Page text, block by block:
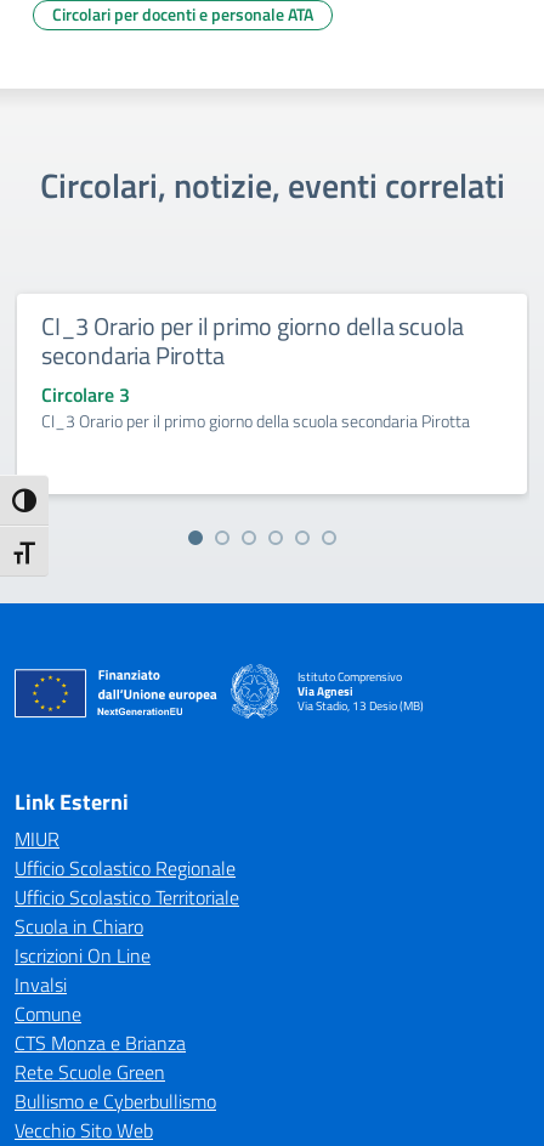
Attiva/disattiva alto contrasto
Attiva/disattiva dimensione testo
Circolari per docenti e personale ATA
Circolari, notizie, eventi correlati
CI_3 Orario per il primo giorno della scuola
secondaria Pirotta
Circolare 3
CI_3 Orario per il primo giorno della scuola secondaria Pirotta
Istituto Comprensivo
Via Agnesi
Via Stadio, 13 Desio (MB)
— Visita la pagina iniziale della scuola
Link Esterni
MIUR
Ufficio Scolastico Regionale
Ufficio Scolastico Territoriale
Scuola in Chiaro
Iscrizioni On Line
Invalsi
Comune
CTS Monza e Brianza
Rete Scuole Green
Bullismo e Cyberbullismo
Vecchio Sito Web